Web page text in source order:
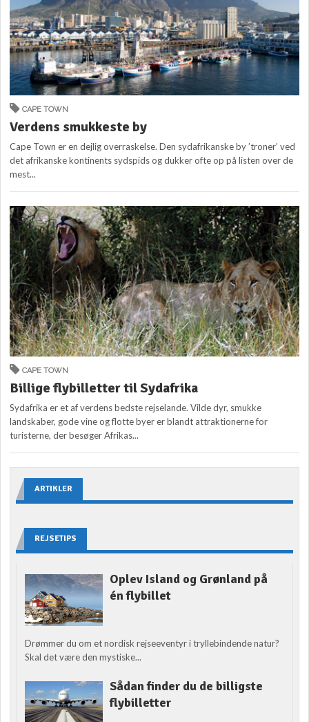
CAPE TOWN
Verdens smukkeste by
Cape Town er en dejlig overraskelse. Den sydafrikanske by ’troner’ ved
det afrikanske kontinents sydspids og dukker ofte op på listen over de
mest...
CAPE TOWN
Billige flybilletter til Sydafrika
Sydafrika er et af verdens bedste rejselande. Vilde dyr, smukke
landskaber, gode vine og flotte byer er blandt attraktionerne for
turisterne, der besøger Afrikas...
ARTIKLER
REJSETIPS
Oplev Island og Grønland på
én flybillet
Drømmer du om et nordisk rejseeventyr i tryllebindende natur?
Skal det være den mystiske...
Sådan finder du de billigste
flybilletter